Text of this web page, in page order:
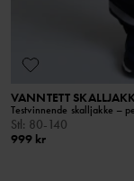
VANNTETT
Testvinnende skalljakke –
Stl : 80-140
999 kr